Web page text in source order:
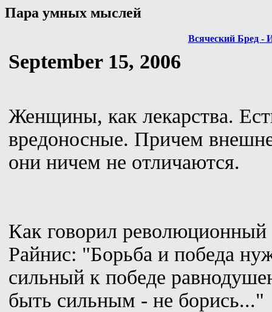
Пара умных мыслей
Всяческий Бред -
September 15, 2006
Женщины, как лекарства.
вредоносные. Причем
они ничем не отличаются.
Как говорил
Райнис: "Борьба и победа
сильный к победе
быть сильным - не борись..."